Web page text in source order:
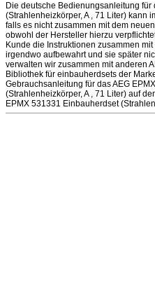
Die deutsche Bedienungsanleitung
(Strahlenheizkörper, A , 71 Liter) kann
falls es nicht zusammen mit dem
obwohl der Hersteller hierzu
Kunde die Instruktionen zusammen
irgendwo aufbewahrt und sie später
verwalten wir zusammen mit anderen
Bibliothek für einbauherdsets der
Gebrauchsanleitung für das AEG
(Strahlenheizkörper, A , 71 Liter) auf
EPMX 531331 Einbauherdset